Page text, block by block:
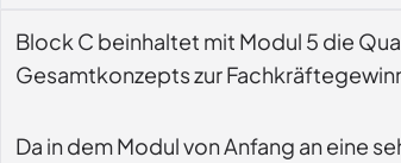
Block C beinhaltet mit Modul 5 die
Gesamtkonzepts zur
Da in dem Modul von Anfang an eine